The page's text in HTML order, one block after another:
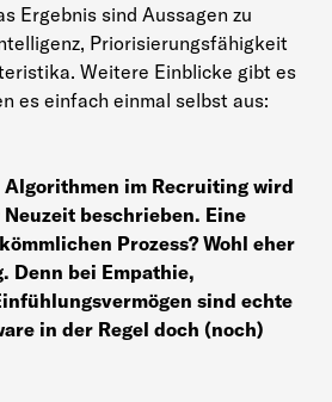
Ergebnis sind Aussagen zu
Priorisierungsfähigkeit
Weitere Einblicke gibt es
es einfach einmal selbst aus:
Algorithmen im Recruiting wird
beschrieben. Eine
Prozess? Wohl eher
Denn bei Empathie,
sind echte
in der Regel doch (noch)